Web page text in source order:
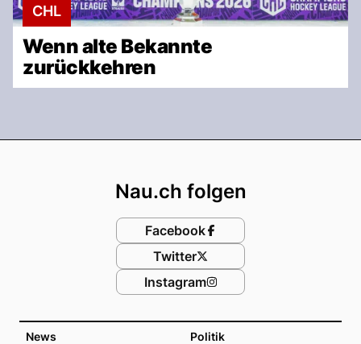
CHL
Wenn alte Bekannte
zurückkehren
News Politik
Nau.ch folgen
Facebook
Twitter
Instagram